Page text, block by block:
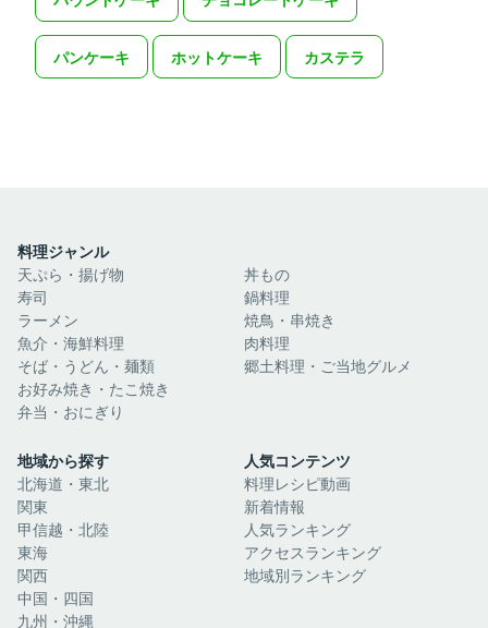
パンケーキ ホットケーキ カステラ
料理ジャンル
天ぷら・揚げ物
寿司
ラーメン
魚介・海鮮料理
そば・うどん・麺類
お好み焼き・たこ焼き
弁当・おにぎり
丼もの
鍋料理
焼鳥・串焼き
肉料理
郷土料理・ご当地グルメ
地域から探す
北海道・東北
関東
甲信越・北陸
東海
関西
中国・四国
九州・沖縄
人気コンテンツ
料理レシピ動画
新着情報
人気ランキング
アクセスランキング
地域別ランキング